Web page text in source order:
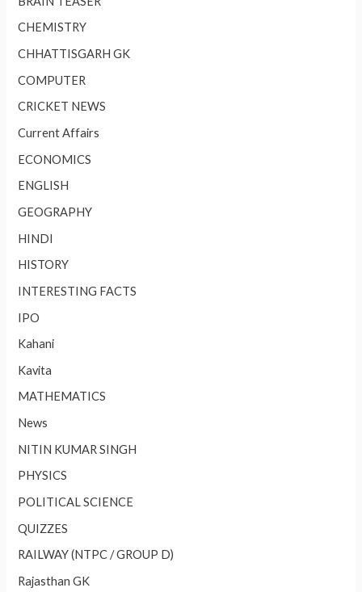
CHEMISTRY
CHHATTISGARH GK
COMPUTER
CRICKET NEWS
Current Affairs
ECONOMICS
ENGLISH
GEOGRAPHY
HINDI
HISTORY
INTERESTING FACTS
IPO
Kahani
Kavita
MATHEMATICS
News
NITIN KUMAR SINGH
PHYSICS
POLITICAL SCIENCE
QUIZZES
RAILWAY (NTPC / GROUP D)
Rajasthan GK